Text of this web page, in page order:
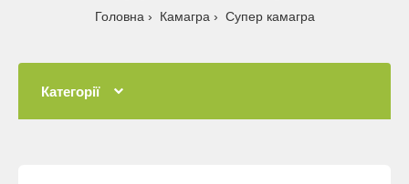
Головна Камагра Супер камагра
Категорії